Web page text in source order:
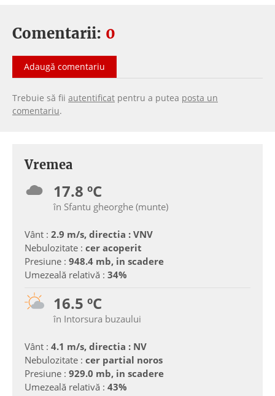
Comentarii: 0
Adaugă comentariu
Trebuie să fii autentificat pentru a putea posta un
comentariu.
Vremea
17.8 ºC
în Sfantu gheorghe (munte)
Vânt : 2.9 m/s, directia : VNV
Nebulozitate : cer acoperit
Presiune : 948.4 mb, in scadere
Umezeală relativă : 34%
16.5 ºC
în Intorsura buzaului
Vânt : 4.1 m/s, directia : NV
Nebulozitate : cer partial noros
Presiune : 929.0 mb, in scadere
Umezeală relativă : 43%